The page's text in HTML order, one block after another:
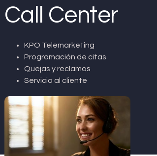
Call Center
KPO Telemarketing
Programación de citas
Quejas y reclamos
Servicio al cliente